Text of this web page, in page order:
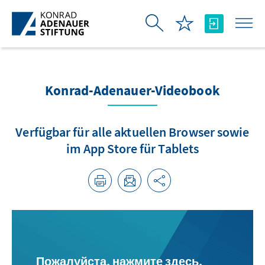
Skip to Main Content
Konrad-Adenauer-Videobook
Verfügbar für alle aktuellen Browser sowie
im App Store für Tablets